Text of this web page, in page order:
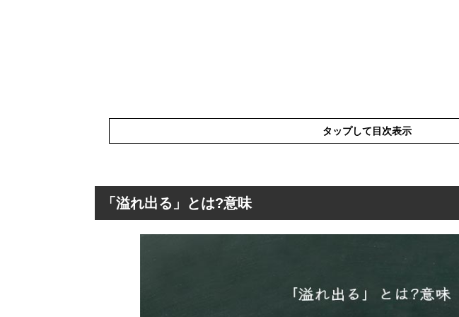
タップして目次表示
「溢れ出る」の表現の使い方
「溢れ出る」とは?意味